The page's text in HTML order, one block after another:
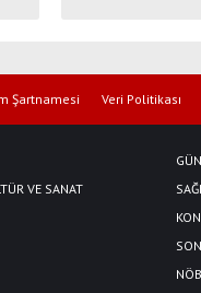
Şartnamesi Veri Politikası
VE SANAT